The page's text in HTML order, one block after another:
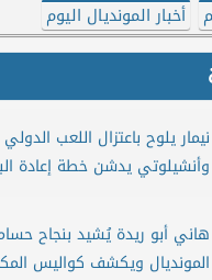
أخبار المونديال اليوم
نيمار يلوح باعتزال اللعب
وأنشيلوتي يدشن خطة إعادة
هاني أبو ريدة يُشيد بنجاح
المونديال ويكشف كواليس